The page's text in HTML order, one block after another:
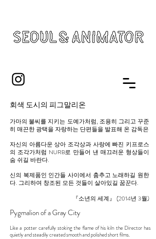
회색 도시의 피그말리온
가마의 불씨를 지키는 도예가처럼, 조용히 그리고 꾸준
히 매끈한 광택을 자랑하는 단편들을 발표해 온 감독은
자신의 아름다운 상아 조각상과 사랑에 빠진 키프로스
의 조각가처럼 NURB로 만들어 낸 매끄러운 형상들이
숨 쉬길 바란다.
신의 복제품인 인간들 사이에서 춤추고 노래하길 원한
다. 그리하여 창조된 모든 것들이 살아있길 꿈꾼다.
『소년의 세계』 (2014년 3월)
Pygmalion of a Gray City
Like a potter carefully stoking the flame of his kiln the Director has
quietly and steadily created smooth and polished short films.